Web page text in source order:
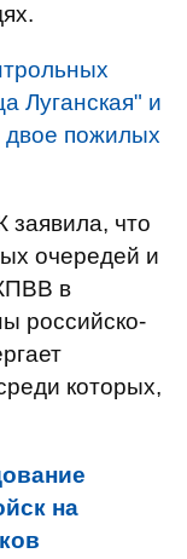
Луганская" и
пожилых
заявила, что
очередей и
в
российско-
которых,
на